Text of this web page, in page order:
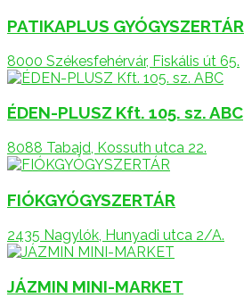
PATIKAPLUS GYÓGYSZERTÁR
8000 Székesfehérvár, Fiskális út 65.
ÉDEN-PLUSZ Kft. 105. sz. ABC
8088 Tabajd, Kossuth utca 22.
FIÓKGYÓGYSZERTÁR
2435 Nagylók, Hunyadi utca 2/A.
JÁZMIN MINI-MARKET